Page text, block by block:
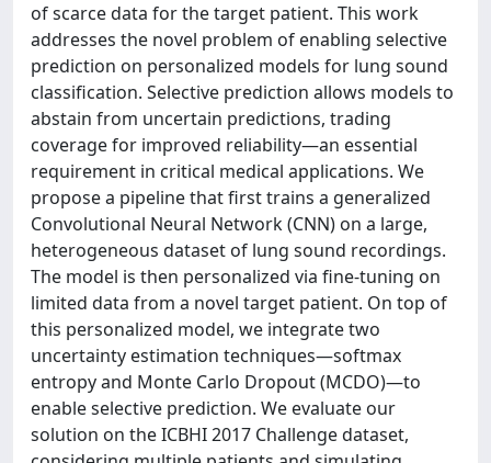
of scarce data for the target patient. This work
addresses the novel problem of enabling selective
prediction on personalized models for lung sound
classification. Selective prediction allows models to
abstain from uncertain predictions, trading
coverage for improved reliability—an essential
requirement in critical medical applications. We
propose a pipeline that first trains a generalized
Convolutional Neural Network (CNN) on a large,
heterogeneous dataset of lung sound recordings.
The model is then personalized via fine-tuning on
limited data from a novel target patient. On top of
this personalized model, we integrate two
uncertainty estimation techniques—softmax
entropy and Monte Carlo Dropout (MCDO)—to
enable selective prediction. We evaluate our
solution on the ICBHI 2017 Challenge dataset,